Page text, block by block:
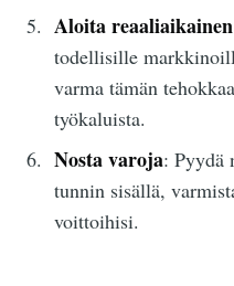
Aloita
todellisille
varma tämän
työkaluista.
Nosta varoja: Pyydä
tunnin sisällä,
voittoihisi.